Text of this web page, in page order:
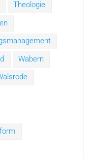
Theologie
Wabern